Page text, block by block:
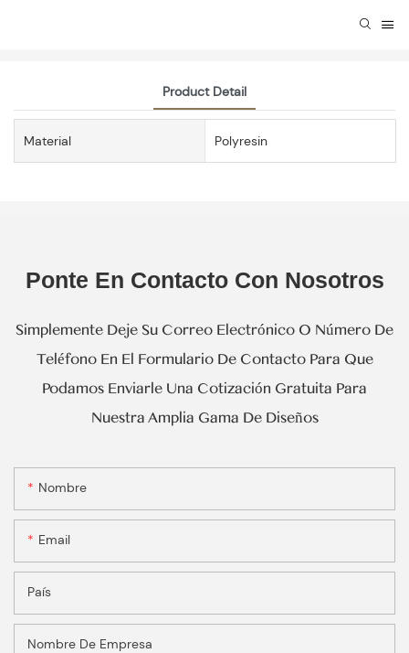
Product Detail
Material Polyresin
Ponte En Contacto Con Nosotros
Simplemente Deje Su Correo Electrónico O Número De
Teléfono En El Formulario De Contacto Para Que
Podamos Enviarle Una Cotización Gratuita Para
Nuestra Amplia Gama De Diseños
Nombre
Email
País
Nombre De Empresa